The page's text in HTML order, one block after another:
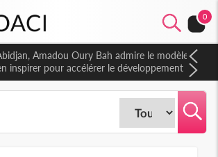
0
Amadou Oury Bah admire le modèle
inspirer pour accélérer le développement